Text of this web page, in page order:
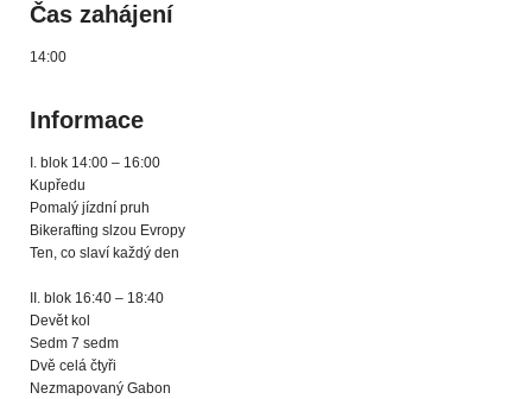
Čas zahájení
14:00
Informace
I. blok 14:00 – 16:00
Kupředu
Pomalý jízdní pruh
Bikerafting slzou Evropy
Ten, co slaví každý den
II. blok 16:40 – 18:40
Devět kol
Sedm 7 sedm
Dvě celá čtyři
Nezmapovaný Gabon